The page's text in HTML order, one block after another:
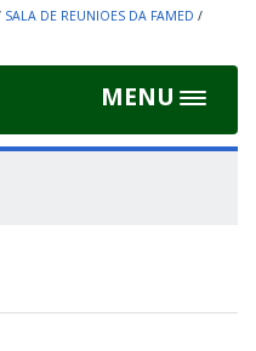
SALA DE REUNIOES DA FAMED /
MENU
Toggle